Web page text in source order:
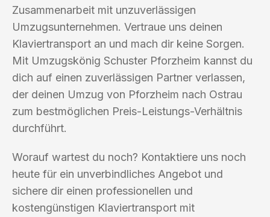
Zusammenarbeit mit unzuverlässigen
Umzugsunternehmen. Vertraue uns deinen
Klaviertransport an und mach dir keine Sorgen.
Mit Umzugskönig Schuster Pforzheim kannst du
dich auf einen zuverlässigen Partner verlassen,
der deinen Umzug von Pforzheim nach Ostrau
zum bestmöglichen Preis-Leistungs-Verhältnis
durchführt.
Worauf wartest du noch? Kontaktiere uns noch
heute für ein unverbindliches Angebot und
sichere dir einen professionellen und
kostengünstigen Klaviertransport mit